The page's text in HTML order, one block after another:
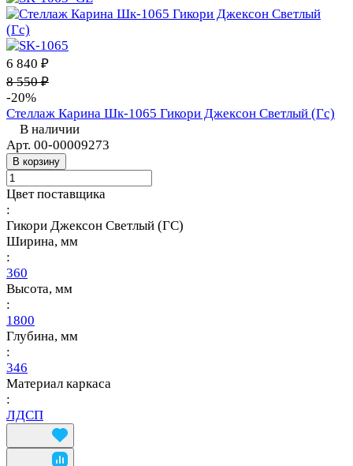
6 840 ₽
8 550 ₽
-20%
Стеллаж Карина Шк-1065 Гикори Джексон Светлый (Гс)
В наличии
Арт. 00-00009273
В корзину
Цвет поставщика
:
Гикори Джексон Светлый (ГС)
Ширина, мм
:
360
Высота, мм
:
1800
Глубина, мм
:
346
Материал каркаса
:
ЛДСП